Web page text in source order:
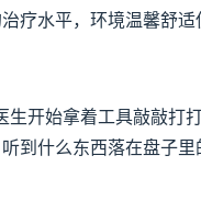
疗水平，环境温馨舒
生开始拿着工具敲敲打
到什么东西落在盘子